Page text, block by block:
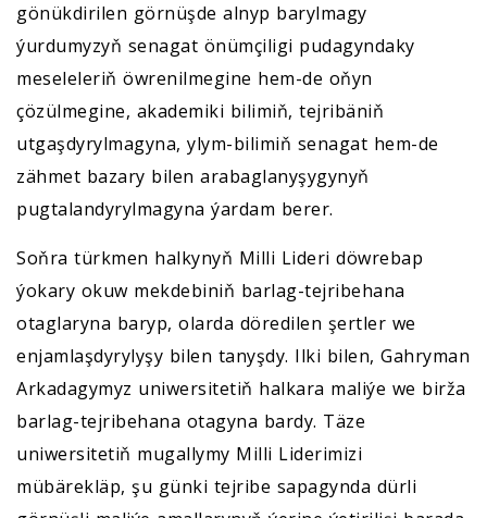
gönükdirilen görnüşde alnyp barylmagy
ýurdumyzyň senagat önümçiligi pudagyndaky
meseleleriň öwrenilmegine hem-de oňyn
çözülmegine, akademiki bilimiň, tejribäniň
utgaşdyrylmagyna, ylym-bilimiň senagat hem-de
zähmet bazary bilen arabaglanyşygynyň
pugtalandyrylmagyna ýardam berer.
Soňra türkmen halkynyň Milli Lideri döwrebap
ýokary okuw mekdebiniň barlag-tejribehana
otaglaryna baryp, olarda döredilen şertler we
enjamlaşdyrylyşy bilen tanyşdy. Ilki bilen, Gahryman
Arkadagymyz uniwersitetiň halkara maliýe we birža
barlag-tejribehana otagyna bardy. Täze
uniwersitetiň mugallymy Milli Liderimizi
mübärekläp, şu günki tejribe sapagynda dürli